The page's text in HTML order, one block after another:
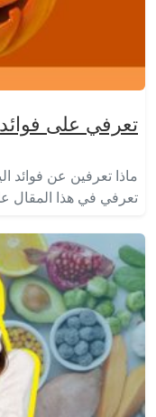
تعرفي على
ماذا تعرفين عن
تعرفي في هذا المقال